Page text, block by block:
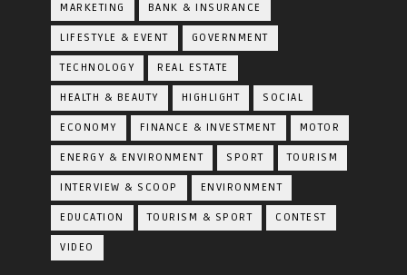
MARKETING BANK & INSURANCE
LIFESTYLE & EVENT GOVERNMENT
TECHNOLOGY REAL ESTATE
HEALTH & BEAUTY HIGHLIGHT SOCIAL
ECONOMY FINANCE & INVESTMENT MOTOR
ENERGY & ENVIRONMENT SPORT TOURISM
INTERVIEW & SCOOP ENVIRONMENT
EDUCATION TOURISM & SPORT CONTEST
VIDEO